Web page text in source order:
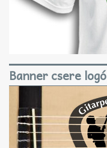
Banner csere logó